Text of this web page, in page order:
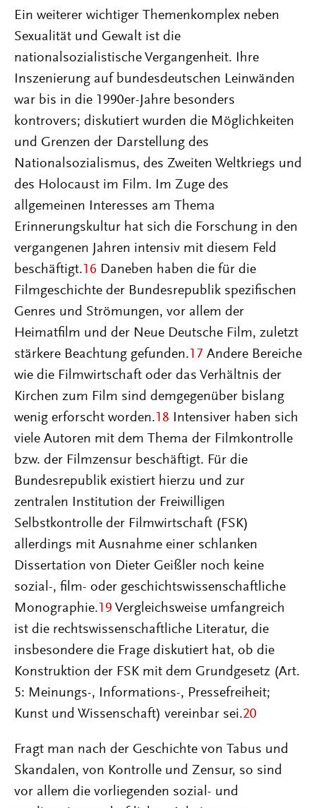
Ein weiterer wichtiger Themenkomplex neben
Sexualität und Gewalt ist die
nationalsozialistische Vergangenheit. Ihre
Inszenierung auf bundesdeutschen Leinwänden
war bis in die 1990er-Jahre besonders
kontrovers; diskutiert wurden die Möglichkeiten
und Grenzen der Darstellung des
Nationalsozialismus, des Zweiten Weltkriegs und
des Holocaust im Film. Im Zuge des
allgemeinen Interesses am Thema
Erinnerungskultur hat sich die Forschung in den
vergangenen Jahren intensiv mit diesem Feld
beschäftigt. 16 Daneben haben die für die
Filmgeschichte der Bundesrepublik spezifischen
Genres und Strömungen, vor allem der
Heimatfilm und der Neue Deutsche Film, zuletzt
stärkere Beachtung gefunden. 17 Andere Bereiche
wie die Filmwirtschaft oder das Verhältnis der
Kirchen zum Film sind demgegenüber bislang
wenig erforscht worden. 18 Intensiver haben sich
viele Autoren mit dem Thema der Filmkontrolle
bzw. der Filmzensur beschäftigt. Für die
Bundesrepublik existiert hierzu und zur
zentralen Institution der Freiwilligen
Selbstkontrolle der Filmwirtschaft (FSK)
allerdings mit Ausnahme einer schlanken
Dissertation von Dieter Geißler noch keine
sozial-, film- oder geschichtswissenschaftliche
Monographie. 19 Vergleichsweise umfangreich
ist die rechtswissenschaftliche Literatur, die
insbesondere die Frage diskutiert hat, ob die
Konstruktion der FSK mit dem Grundgesetz (Art.
5: Meinungs-, Informations-, Pressefreiheit;
Kunst und Wissenschaft) vereinbar sei.20
Fragt man nach der Geschichte von Tabus und
Skandalen, von Kontrolle und Zensur, so sind
vor allem die vorliegenden sozial- und